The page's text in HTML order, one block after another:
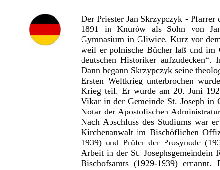
Der Priester Jan Skrzypczyk - Pfarrer
1891 in Knurów als Sohn von
Gymnasium in Gliwice. Kurz vor
weil er polnische Bücher laß und im
deutschen Historiker
Dann begann Skrzypczyk seine
Ersten Weltkrieg unterbrochen
Krieg teil. Er wurde am 20. Juni
Vikar in der Gemeinde St. Joseph in
Notar der Apostolischen
Nach Abschluss des Studiums war
Kirchenanwalt im Bischöflichen
1939) und Prüfer der Prosynode
Arbeit in der St. Josephsgemeindein
Bischofsamts (1929-1939)